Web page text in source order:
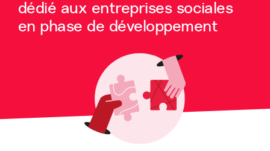
dédié aux entreprises sociales
en phase de développement